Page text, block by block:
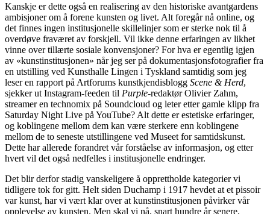
Kanskje er dette også en realisering av den historiske avantgardens
ambisjoner om å forene kunsten og livet. Alt foregår nå online, og
det finnes ingen institusjonelle skillelinjer som er sterke nok til å
overdøve fraværet av forskjell. Vil ikke denne erfaringen av likhet
vinne over tillærte sosiale konvensjoner? For hva er egentlig igjen
av «kunstinstitusjonen» når jeg ser på dokumentasjonsfotografier fra
en utstilling ved Kunsthalle Lingen i Tyskland samtidig som jeg
leser en rapport på Artforums kunstkjendisblogg Scene & Herd,
sjekker ut Instagram-feeden til Purple-redaktør Olivier Zahm,
streamer en technomix på Soundcloud og leter etter gamle klipp fra
Saturday Night Live på YouTube? Alt dette er estetiske erfaringer,
og koblingene mellom dem kan være sterkere enn koblingene
mellom de to seneste utstillingene ved Museet for samtidskunst.
Dette har allerede forandret vår forståelse av informasjon, og etter
hvert vil det også nedfelles i institusjonelle endringer.
Det blir derfor stadig vanskeligere å opprettholde kategorier vi
tidligere tok for gitt. Helt siden Duchamp i 1917 hevdet at et pissoir
var kunst, har vi vært klar over at kunstinstitusjonen påvirker vår
opplevelse av kunsten. Men skal vi nå, snart hundre år senere,